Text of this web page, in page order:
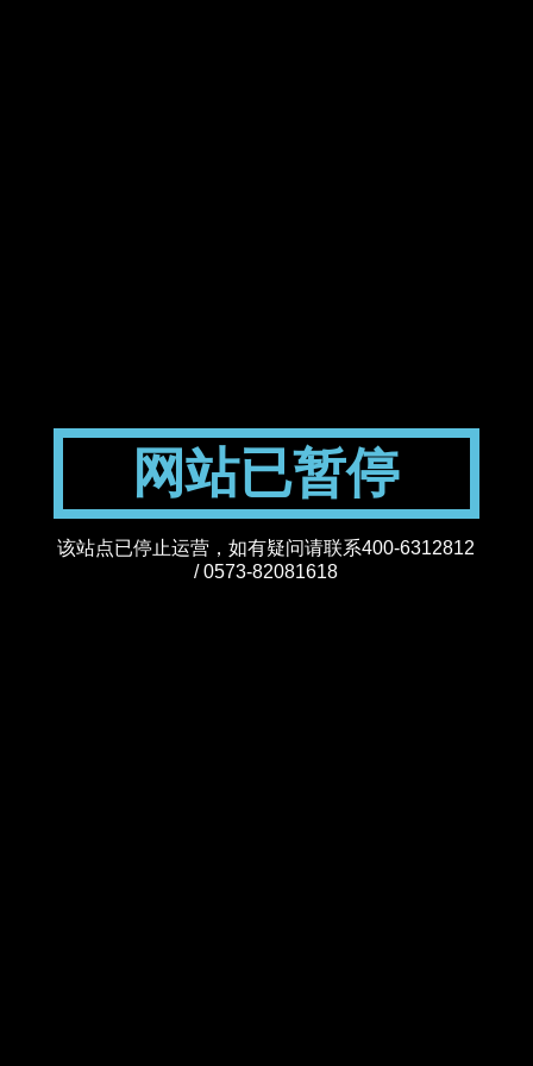
网站已暂停
该站点已停止运营，如有疑问请联系400-6312812
/ 0573-82081618